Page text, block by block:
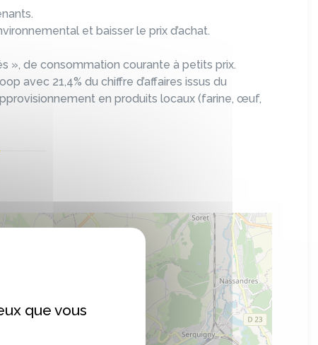
et baisser le prix d’achat.
», de consommation courante à petits prix.
avec 21,4% du chiffre d’affaires issus du
en produits locaux (farine, œuf,
que vous